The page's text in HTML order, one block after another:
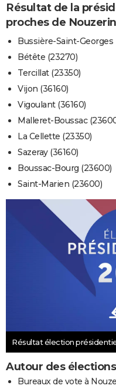
Résultat de la
proches de
Bussière-Saint-Georges
Bétête (23270)
Tercillat (23350)
Vijon (36160)
Vigoulant (36160)
Malleret-Boussac
La Cellette (23350)
Sazeray (36160)
Boussac-Bourg (23600)
Saint-Marien (23600)
Résultat élection
Autour des
Bureaux de vote à